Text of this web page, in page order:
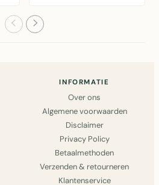
INFORMATIE
Over ons
Algemene voorwaarden
Disclaimer
Privacy Policy
Betaalmethoden
Verzenden & retourneren
Klantenservice